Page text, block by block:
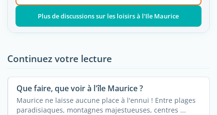
Plus de discussions sur les loisirs à l'Ile Maurice
Continuez votre lecture
Que faire, que voir à l'île Maurice ?
Maurice ne laisse aucune place à l'ennui ! Entre plages
paradisiaques, montagnes majestueuses, centres ...